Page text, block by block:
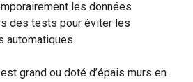
les données
des tests pour éviter les
automatiques.
grand ou doté d’épais murs en